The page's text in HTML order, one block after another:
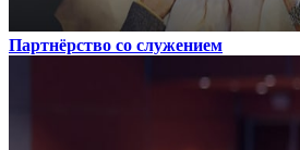
Партнёрство со служением